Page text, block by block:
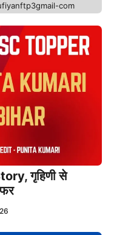
com
गृहिणी से